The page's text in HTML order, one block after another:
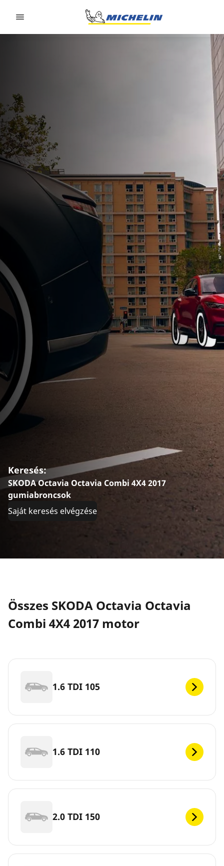
Keresés:
SKODA Octavia Octavia Combi 4X4 2017
gumiabroncsok
Saját keresés elvégzése
Összes SKODA Octavia Octavia
Combi 4X4 2017 motor
1.6 TDI 105
1.6 TDI 110
2.0 TDI 150